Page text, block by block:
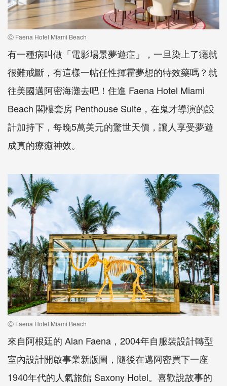
Ⓒ Faena Hotel Miami Beach
有一種病叫做「電影場景夢遊症」，一旦染上了癮就
很難戒斷，有這樣一帖任性揮霍夢想的特效藥嗎？就
往美國邁阿密海灘去吧！住進 Faena Hotel Miami
Beach 閣樓套房 Penthouse Suite，在鬼才導演的設
計加持下，每晚5萬美元的驚世天價，讓人享受夢遊
成真的療癒神效。
Ⓒ Faena Hotel Miami Beach
來自阿根廷的 Alan Faena，2004年自服裝設計轉型
室內設計開啟事業新版圖，隨後在邁阿密買下一座
1940年代的人氣旅館 Saxony Hotel。喜歡說故事的